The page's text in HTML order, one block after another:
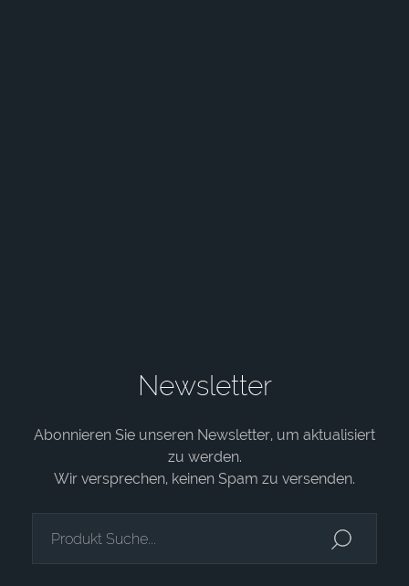
Newsletter
Abonnieren Sie unseren Newsletter, um aktualisiert
zu werden.
Wir versprechen, keinen Spam zu versenden.